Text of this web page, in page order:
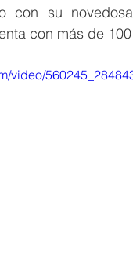
con su
con más de
video/